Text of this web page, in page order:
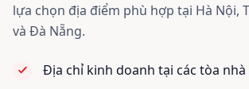
lựa chọn địa điểm phù hợp tại Hà Nội,
và Đà Nẵng.
Địa chỉ kinh doanh tại các tòa